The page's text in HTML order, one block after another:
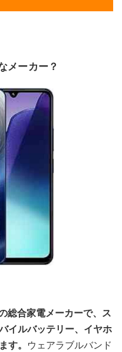
メーカー？
総合家電メーカーで、ス
イルバッテリー、イヤホ
す。
ウェアラブルバンド